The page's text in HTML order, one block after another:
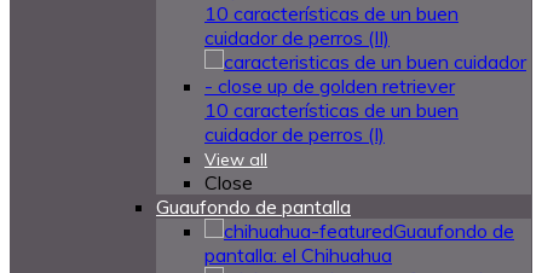
10 características de un buen
cuidador de perros (II)
10 características de un buen
cuidador de perros (I)
View all
Close
Guaufondo de pantalla
Guaufondo de
pantalla: el Chihuahua